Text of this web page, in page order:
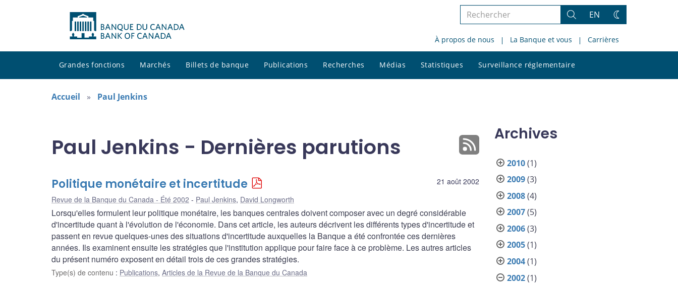
Rechercher
le
site
Rechercher
EN
Changez
thème
À propos de nous La Banque et vous Carrières
Grandes fonctions Marchés Billets de banque Publications Recherches Médias Statistiques Surveillance réglementaire
le
Accueil Paul Jenkins
Paul Jenkins - Dernières parutions
21 août 2002
Politique monétaire et incertitude
Revue de la Banque du Canada - Été 2002 Paul Jenkins, David Longworth
Lorsqu'elles formulent leur politique monétaire, les banques centrales doivent composer avec un degré considérable
d'incertitude quant à l'évolution de l'économie. Dans cet article, les auteurs décrivent les différents types d'incertitude et
passent en revue quelques-unes des situations d'incertitude auxquelles la Banque a été confrontée ces dernières
années. Ils examinent ensuite les stratégies que l'institution applique pour faire face à ce problème. Les autres articles
du présent numéro exposent en détail trois de ces grandes stratégies.
Type(s) de contenu : Publications, Articles de la Revue de la Banque du Canada
Archives
2010(1)
2009(3)
2008(4)
2007(5)
2006(3)
2005(1)
2004(1)
2002(1)